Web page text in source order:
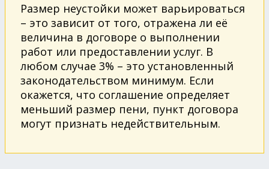
Размер неустойки может варьироваться
– это зависит от того, отражена ли её
величина в договоре о выполнении
работ или предоставлении услуг. В
любом случае 3% – это установленный
законодательством минимум. Если
окажется, что соглашение определяет
меньший размер пени, пункт договора
могут признать недействительным.